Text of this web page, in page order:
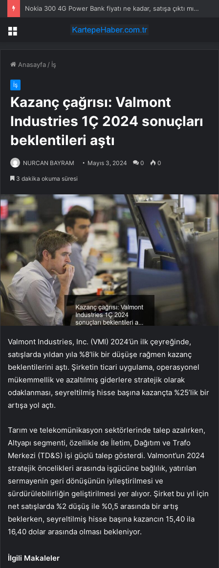
Nokia 300 4G Power Bank fiyatı ne kadar, satışa çıktı mı? Nokia 300 4G Power Bank özellikleri neler?
Menü
Anasayfa / İş
İş
Kazanç çağrısı: Valmont
Industries 1Ç 2024 sonuçları
beklentileri aştı
NURCAN BAYRAM Mayıs 3, 2024 0 0
3 dakika okuma süresi
Valmont Industries, Inc. (VMI) 2024’ün ilk çeyreğinde,
satışlarda yıldan yıla %8’lik bir düşüşe rağmen kazanç
beklentilerini aştı. Şirketin ticari uygulama, operasyonel
mükemmellik ve azaltılmış giderlere stratejik olarak
odaklanması, seyreltilmiş hisse başına kazançta %25’lik bir
artışa yol açtı.
Tarım ve telekomünikasyon sektörlerinde talep azalırken,
Altyapı segmenti, özellikle de İletim, Dağıtım ve Trafo
Merkezi (TD&S) işi güçlü talep gösterdi. Valmont’un 2024
stratejik öncelikleri arasında işgücüne bağlılık, yatırılan
sermayenin geri dönüşünün iyileştirilmesi ve
sürdürülebilirliğin geliştirilmesi yer alıyor. Şirket bu yıl için
net satışlarda %2 düşüş ile %0,5 arasında bir artış
beklerken, seyreltilmiş hisse başına kazancın 15,40 ila
16,40 dolar arasında olması bekleniyor.
İlgili Makaleler